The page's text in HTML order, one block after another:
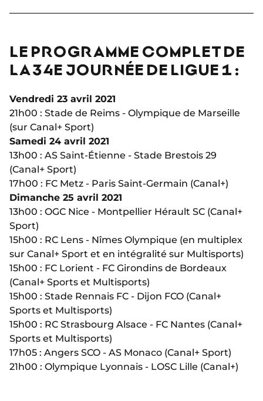
LE PROGRAMME COMPLET DE
LA 34E JOURNÉE DE LIGUE 1 :
Vendredi 23 avril 2021
21h00 : Stade de Reims - Olympique de Marseille
(sur Canal+ Sport)
Samedi 24 avril 2021
13h00 : AS Saint-Étienne - Stade Brestois 29
(Canal+ Sport)
17h00 : FC Metz - Paris Saint-Germain (Canal+)
Dimanche 25 avril 2021
13h00 : OGC Nice - Montpellier Hérault SC (Canal+
Sport)
15h00 : RC Lens - Nîmes Olympique (en multiplex
sur Canal+ Sport et en intégralité sur Multisports)
15h00 : FC Lorient - FC Girondins de Bordeaux
(Canal+ Sports et Multisports)
15h00 : Stade Rennais FC - Dijon FCO (Canal+
Sports et Multisports)
15h00 : RC Strasbourg Alsace - FC Nantes (Canal+
Sports et Multisports)
17h05 : Angers SCO - AS Monaco (Canal+ Sport)
21h00 : Olympique Lyonnais - LOSC Lille (Canal+)